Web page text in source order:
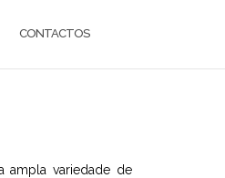
CONTACTOS
ampla variedade de